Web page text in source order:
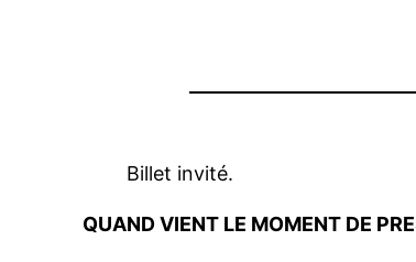
Billet invité.
QUAND VIENT LE MOMENT DE